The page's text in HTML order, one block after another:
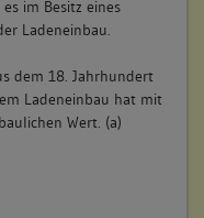
Vogl
im Besitz eines
Ladeneinbau.
dem 18. Jahrhundert
Ladeneinbau hat mit
Wert. (a)